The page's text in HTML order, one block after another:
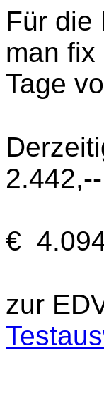
Für die
man
Tage
2.442,--
€
zur